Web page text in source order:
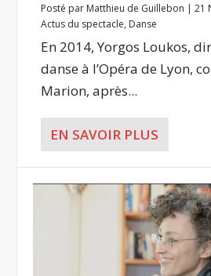
Posté par Matthieu de Guillebon |21
Actus du spectacle, Danse
En 2014, Yorgos Loukos,
danse à l’Opéra de Lyon,
Marion, après...
EN SAVOIR PLUS